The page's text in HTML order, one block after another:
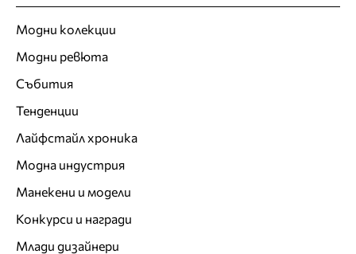
Модни колекции
Модни ревюта
Събития
Тенденции
Лайфстайл хроника
Модна индустрия
Манекени и модели
Конкурси и награди
Млади дизайнери